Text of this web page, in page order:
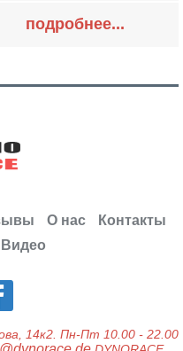
подробнее...
О нас
Контакты
Видео
14к2. Пн-Пт 10.00 - 22.00